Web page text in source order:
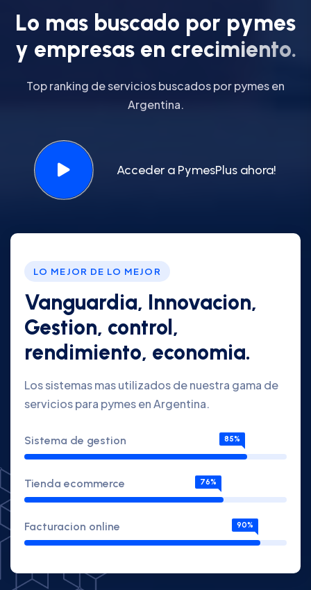
Lo mas buscado por pymes
y empresas en crecimiento.
Top ranking de servicios buscados por pymes en
Argentina.
Acceder a PymesPlus ahora!
LO MEJOR DE LO MEJOR
Vanguardia, Innovacion,
Gestion, control,
rendimiento, economia.
Los sistemas mas utilizados de nuestra gama de
servicios para pymes en Argentina.
Sistema de gestion 85%
Tienda ecommerce 76%
Facturacion online 90%